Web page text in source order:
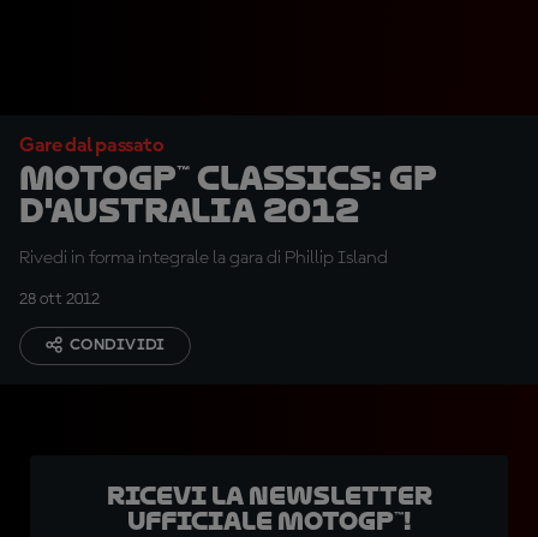
Gare dal passato
MotoGP™ Classics: GP
d'Australia 2012
Rivedi in forma integrale la gara di Phillip Island
28 ott 2012
CONDIVIDI
Ricevi la newsletter
ufficiale MotoGP™!